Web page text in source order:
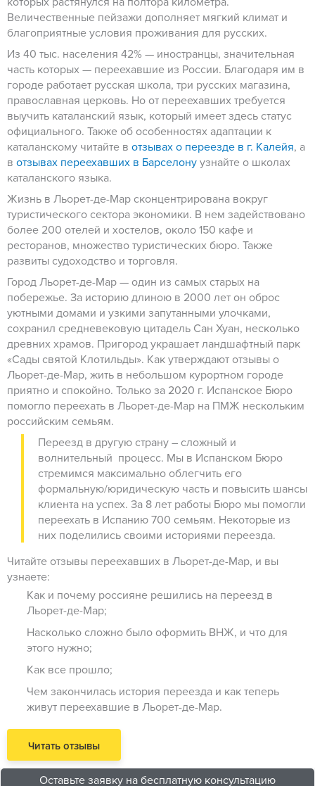
Величественные пейзажи дополняет мягкий климат и
благоприятные условия проживания для русских.
Из 40 тыс. населения 42% — иностранцы, значительная
часть которых — переехавшие из России. Благодаря им в
городе работает русская школа, три русских магазина,
православная церковь. Но от переехавших требуется
выучить каталанский язык, который имеет здесь статус
официального. Также об особенностях адаптации к
каталанскому читайте в отзывах о переезде в г. Калейя, а
в отзывах переехавших в Барселонуузнайте о школах
каталанского языка.
Жизнь в Льорет-де-Мар сконцентрирована вокруг
туристического сектора экономики. В нем задействовано
более 200 отелей и хостелов, около 150 кафе и
ресторанов, множество туристических бюро. Также
развиты судоходство и торговля.
Город Льорет-де-Мар — один из самых старых на
побережье. За историю длиною в 2000 лет он оброс
уютными домами и узкими запутанными улочками,
сохранил средневековую цитадель Сан Хуан, несколько
древних храмов. Пригород украшает ландшафтный парк
«Сады святой Клотильды». Как утверждают отзывы о
Льорет-де-Мар, жить в небольшом курортном городе
приятно и спокойно. Только за 2020 г. Испанское Бюро
помогло переехать в Льорет-де-Мар на ПМЖ нескольким
российским семьям.
Переезд в другую страну – сложный и
волнительный процесс. Мы в Испанском Бюро
стремимся максимально облегчить его
формальную/юридическую часть и повысить шансы
клиента на успех. За 8 лет работы Бюро мы помогли
переехать в Испанию 700 семьям. Некоторые из
них поделились своими историями переезда.
Читайте отзывы переехавших в Льорет-де-Мар, и вы
узнаете:
Как и почему россияне решились на переезд в
Льорет-де-Мар;
Насколько сложно было оформить ВНЖ, и что для
этого нужно;
Как все прошло;
Чем закончилась история переезда и как теперь
живут переехавшие в Льорет-де-Мар.
Читать отзывы
Оставьте заявку на бесплатную консультацию